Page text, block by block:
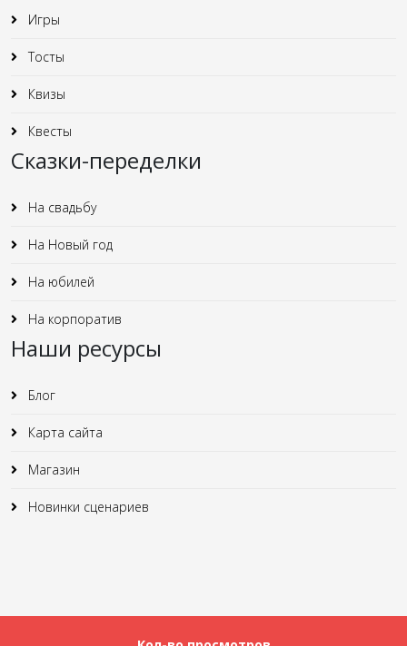
Игры
Тосты
Квизы
Квесты
Сказки-переделки
На свадьбу
На Новый год
На юбилей
На корпоратив
Наши ресурсы
Блог
Карта сайта
Магазин
Новинки сценариев